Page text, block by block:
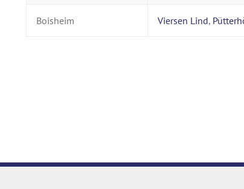
Boisheim Viersen Lind,